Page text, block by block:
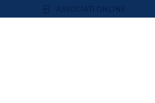
ASSOCIATI ONLINE